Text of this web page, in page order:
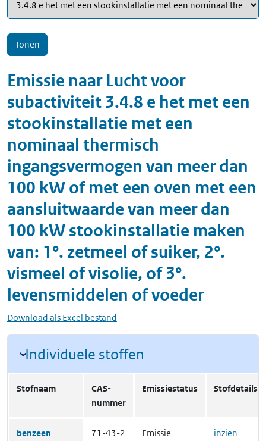
Emissie naar Luchtvoor
subactiviteit 3.4.8 e het met een
stookinstallatie met een
nominaal thermisch
ingangsvermogen van meer dan
100 kW of met een oven met een
aansluitwaarde van meer dan
100 kW stookinstallatie maken
van: 1°. zetmeel of suiker, 2°.
vismeel of visolie, of 3°.
levensmiddelen of voeder
Download als Excel bestand
Individuele stoffen
Stofnaam
CAS-
nummer
Emissiestatus Stofdetails
benzeen 71-43-2
Emissie
inzien